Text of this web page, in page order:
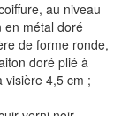
au niveau
en métal doré
de forme ronde,
doré plié à
visière 4,5 cm ;